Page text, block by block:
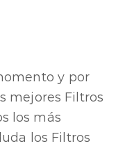
y por
mejores Filtros
los más
los Filtros